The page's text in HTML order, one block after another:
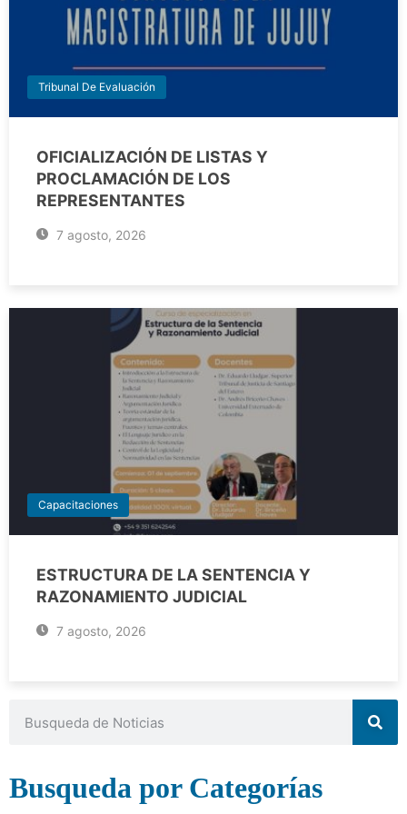
Tribunal De Evaluación
OFICIALIZACIÓN DE LISTAS Y
PROCLAMACIÓN DE LOS
REPRESENTANTES
7 agosto, 2026
Capacitaciones
ESTRUCTURA DE LA SENTENCIA Y
RAZONAMIENTO JUDICIAL
7 agosto, 2026
Busqueda por Categorías